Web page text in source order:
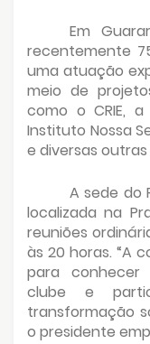
Em
recentemente
uma atuação
meio de
como o CRIE,
Instituto Nossa
e diversas
A sede do
localizada na
reuniões
às 20 horas. “A
para conhecer
clube e
transformação
o presidente